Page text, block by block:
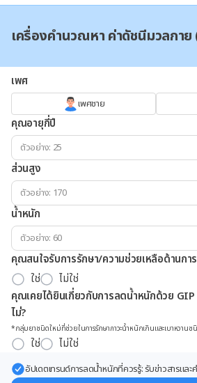
เครื่องคำนวณหา ค่าดัชนีมวลกา
เพศ
เพศชาย
คุณอายุกี่ปี
ส่วนสูง
น้ำหนัก
คุณสนใจรับการรักษา/ความช่วยเหลือด้านกา
ใช่
ไม่ใช่
คุณเคยได้ยินเกี่ยวกับการลดน้ำหนักด้วย GIP
ไม่?
*กลุ่มยาชนิดใหม่ที่ช่วยในการรักษาภาวะน้ำหนักเกินและเบาหวาน
ใช่ ไม่ใช่
อัปเดตเทรนด์การลดน้ำหนักที่ควรรู้: รับข่าวสารและ